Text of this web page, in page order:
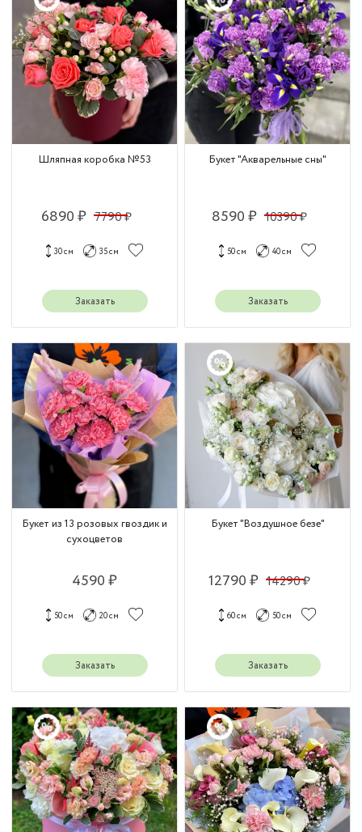
Шляпная коробка №53
6890 ₽ 7790 ₽
30 см 35 см
Заказать
Букет "Акварельные сны"
8590 ₽ 10390 ₽
50 см 40 см
Заказать
Букет из 13 розовых гвоздик и
сухоцветов
4590 ₽
50 см 20 см
Заказать
Букет "Воздушное безе"
12790 ₽ 14290 ₽
60 см 50 см
Заказать